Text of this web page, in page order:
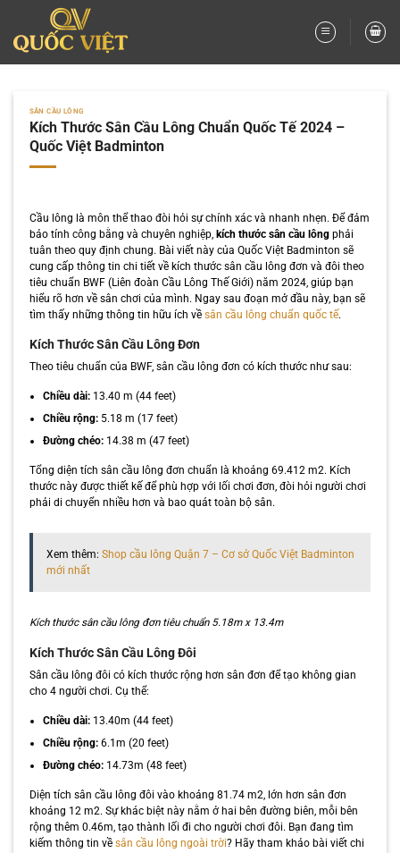
nội
dung
SÂN CẦU LÔNG
Kích Thước Sân Cầu Lông Chuẩn Quốc Tế 2024 –
Quốc Việt Badminton
Cầu lông là môn thể thao đòi hỏi sự chính xác và nhanh nhẹn. Để đảm
bảo tính công bằng và chuyên nghiệp, kích thước sân cầu lôngphải
tuân theo quy định chung. Bài viết này của Quốc Việt Badminton sẽ
cung cấp thông tin chi tiết về kích thước sân cầu lông đơn và đôi theo
tiêu chuẩn BWF (Liên đoàn Cầu Lông Thế Giới) năm 2024, giúp bạn
hiểu rõ hơn về sân chơi của mình. Ngay sau đoạn mở đầu này, bạn sẽ
tìm thấy những thông tin hữu ích về sân cầu lông chuẩn quốc tế.
Kích Thước Sân Cầu Lông Đơn
Theo tiêu chuẩn của BWF, sân cầu lông đơn có kích thước như sau:
Chiều dài:13.40 m (44 feet)
Chiều rộng:5.18 m (17 feet)
Đường chéo:14.38 m (47 feet)
Tổng diện tích sân cầu lông đơn chuẩn là khoảng 69.412 m2. Kích
thước này được thiết kế để phù hợp với lối chơi đơn, đòi hỏi người chơi
phải di chuyển nhiều hơn và bao quát toàn bộ sân.
Xem thêm: Shop cầu lông Quận 7 – Cơ sở Quốc Việt Badminton
mới nhất
Kích thước sân cầu lông đơn tiêu chuẩn 5.18m x 13.4m
Kích Thước Sân Cầu Lông Đôi
Sân cầu lông đôi có kích thước rộng hơn sân đơn để tạo không gian
cho 4 người chơi. Cụ thể:
Chiều dài:13.40m (44 feet)
Chiều rộng:6.1m (20 feet)
Đường chéo:14.73m (48 feet)
Diện tích sân cầu lông đôi vào khoảng 81.74 m2, lớn hơn sân đơn
khoảng 12 m2. Sự khác biệt này nằm ở hai bên đường biên, mỗi bên
rộng thêm 0.46m, tạo thành lối đi cho người chơi đôi. Bạn đang tìm
kiếm thông tin về sân cầu lông ngoài trời? Hãy tham khảo bài viết chi